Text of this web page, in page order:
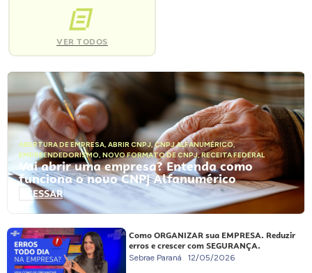
VER TODOS
ABERTURA DE EMPRESA, ABRIR CNPJ,CNPJ ALFANUMÉRICO,
EMPREENDEDORISMO, NOVO FORMATO DE CNPJ,RECEITA FEDERAL
Vai abrir uma empresa? Entenda como
funciona o novo CNPJ Alfanumérico
ACESSAR
Como ORGANIZAR sua EMPRESA. Reduzir
erros e crescer com SEGURANÇA.
Sebrae Paraná 12/05/2026